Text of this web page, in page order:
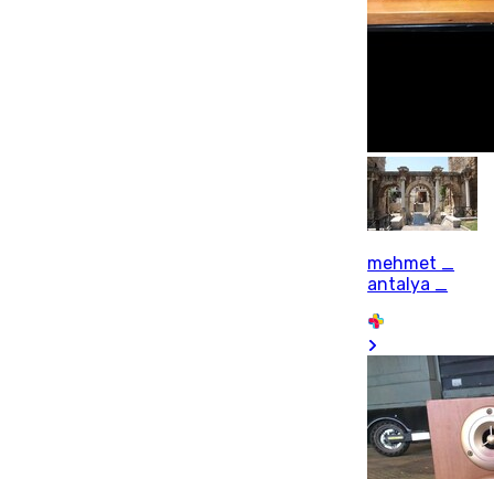
mehmet _
antalya _